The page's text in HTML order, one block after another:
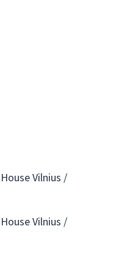
Vilnius /
Vilnius /